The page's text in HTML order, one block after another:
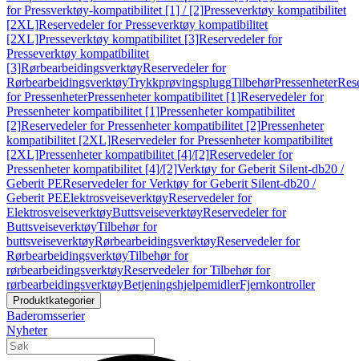
for Pressverktøy-kompatibilitet [1] / [2]Presseverktøy kompatibilitet
[2XL]Reservedeler for Presseverktøy kompatibilitet
[2XL]Presseverktøy kompatibilitet [3]Reservedeler for
Presseverktøy kompatibilitet
[3]RørbearbeidingsverktøyReservedeler for
RørbearbeidingsverktøyTrykkprøvingspluggTilbehørPressenheter
for PressenheterPressenheter kompatibilitet [1]Reservedeler for
Pressenheter kompatibilitet [1]Pressenheter kompatibilitet
[2]Reservedeler for Pressenheter kompatibilitet [2]Pressenheter
kompatibilitet [2XL]Reservedeler for Pressenheter kompatibilitet
[2XL]Pressenheter kompatibilitet [4]/[2]Reservedeler for
Pressenheter kompatibilitet [4]/[2]Verktøy for Geberit Silent-db20 /
Geberit PEReservedeler for Verktøy for Geberit Silent-db20 /
Geberit PEElektrosveiseverktøyReservedeler for
ElektrosveiseverktøyButtsveiseverktøyReservedeler for
ButtsveiseverktøyTilbehør for
buttsveiseverktøyRørbearbeidingsverktøyReservedeler for
RørbearbeidingsverktøyTilbehør for
rørbearbeidingsverktøyReservedeler for Tilbehør for
rørbearbeidingsverktøyBetjeningshjelpemidlerFjernkontroller
Produktkategorier
Baderomsserier
Nyheter